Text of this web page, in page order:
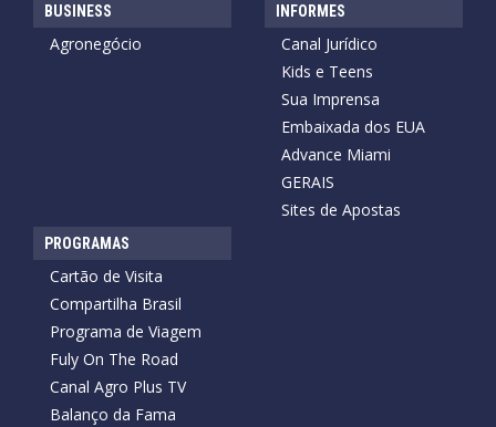
BUSINESS
Agronegócio
INFORMES
Canal Jurídico
Kids e Teens
Sua Imprensa
Embaixada dos EUA
Advance Miami
GERAIS
Sites de Apostas
PROGRAMAS
Cartão de Visita
Compartilha Brasil
Programa de Viagem
Fuly On The Road
Canal Agro Plus TV
Balanço da Fama